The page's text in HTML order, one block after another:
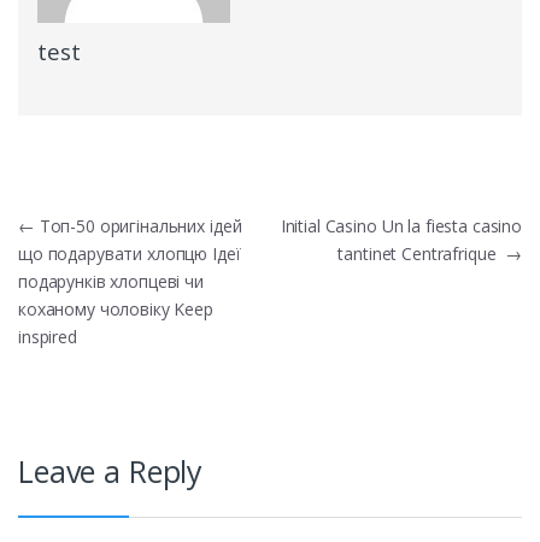
test
Post
navigation
← Топ-50 оригінальних ідей
що подарувати хлопцю Ідеї
подарунків хлопцеві чи
коханому чоловіку Keep
inspired
Initial Casino Un la fiesta casino
tantinet Centrafrique →
Leave a Reply